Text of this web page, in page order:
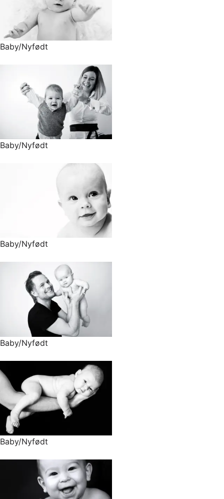
Baby/Nyfødt
Baby/Nyfødt
Baby/Nyfødt
Baby/Nyfødt
Baby/Nyfødt